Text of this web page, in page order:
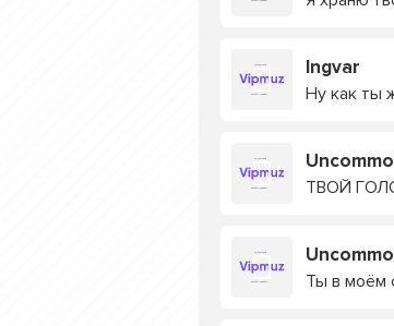
Ingvar
Ну как ты
ТВОЙ
Ты в моём